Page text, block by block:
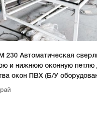
230 Автоматическая
и нижнюю оконную петлю
окон ПВХ (Б/У